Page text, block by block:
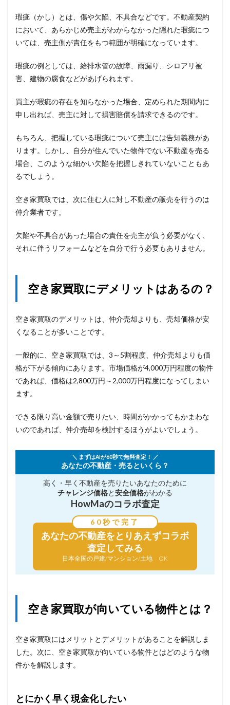
瑕疵（かし）とは、傷や欠陥、不具合などです。不動産契約
において、あらかじめ売主がわからなかった隠れた瑕疵につ
いては、売主側が責任をもつ範囲が明確になっています。
瑕疵の例としては、給排水管の故障、雨漏り、シロアリ被
害、建物の腐食などがあげられます。
買主が瑕疵の存在を知らなかった場合、定められた期間内に
申し出れば、売主に対して損害賠償を請求できるのです。
もちろん、把握している瑕疵について売主には告知義務があ
ります。しかし、自分が住んでいた物件でない不動産を売る
場合、このような細かい欠陥を把握しきれていないこともあ
るでしょう。
空き家買取では、次に住む人に対し不動産の販売を行うのは
仲介業者です。
欠陥や不具合があった場合の責任を売主が負う必要がなく、
それに伴うリフォームなどを自分で行う必要もありません。
空き家買取にデメリットはあるの？
空き家買取のデメリットは、仲介売却よりも、売却価格が安
くなることが多いことです。
一般的に、空き家買取では、3～5割程度、仲介売却よりも価
格が下がる傾向にあります。市場価格が4,000万円程度の物件
であれば、価格は2,800万円～2,000万円程度になってしまい
ます。
できる限り高い金額で売りたい、時間がかかってもかまわな
いのであれば、仲介売却を検討するほうがよいでしょう。
＼ まずはAIが60秒で無料査定！ ／
あなたの不動産・売るといくら？
高く・早く不動産を売りたいあなたのために
チャレンジ価格と安全価格がわかる
HowMaのコラボ査定
60秒で完了
あなたの不動産をとりあえずコラボ
査定してみる
日本全国の戸建/マンション/土地 OK
空き家買取が向いている物件とは？
空き家買取にはメリットとデメリットがあることを解説しま
した。次に、空き家買取が向いている物件とはどのような物
件かを解説します。
とにかく早く現金化したい